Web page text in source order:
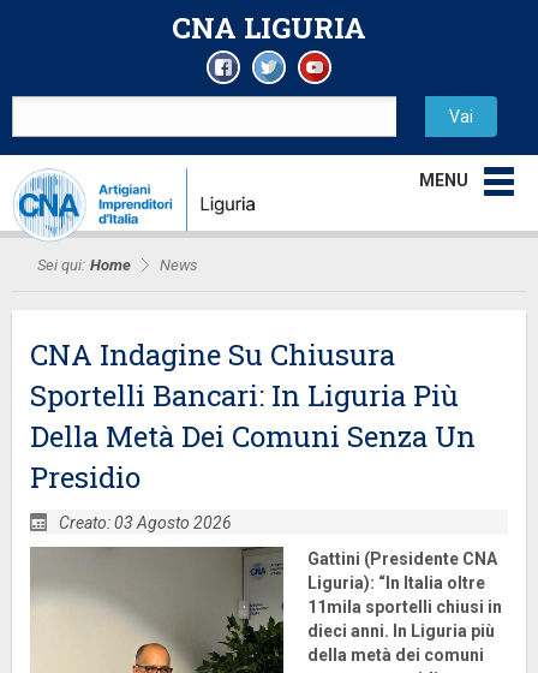
CNA LIGURIA
MENU
Sei qui: Home News
CNA Indagine Su Chiusura
Sportelli Bancari: In Liguria Più
Della Metà Dei Comuni Senza Un
Presidio
Creato: 03 Agosto 2026
Gattini (Presidente CNA
Liguria): “In Italia oltre
11mila sportelli chiusi in
dieci anni. In Liguria più
della metà dei comuni